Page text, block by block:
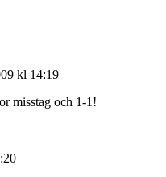
kl 14:19
misstag och 1-1!